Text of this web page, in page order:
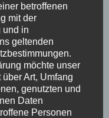
meine
sodass meine
betroffenen
mit der
und in
geltenden
möchte unser
Art, Umfang
genutzten und
Daten
Personen